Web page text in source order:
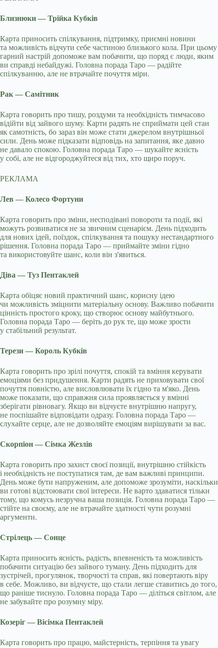
Близнюки — Трійка Кубків
Карта приносить спілкування, підтримку, приємні новини
та можливість відчути себе частиною близького кола. При цьому
гарний настрій допоможе вам побачити, що поряд є люди, яким
ви справді небайдужі. Головна порада Таро — радійте
спілкуванню, але не втрачайте почуття міри.
Рак — Самітник
Карта говорить про тишу, роздуми та необхідність тимчасово
відійти від зайвого шуму. Карти радять не сприймати цей стан
як самотність, бо зараз він може стати джерелом внутрішньої
сили. День може підказати відповідь на запитання, яке давно
не давало спокою. Головна порада Таро — шукайте ясність
у собі, але не відгороджуйтеся від тих, хто щиро поруч.
РЕКЛАМА
Лев — Колесо Фортуни
Карта говорить про зміни, несподівані повороти та події, які
можуть розвиватися не за звичним сценарієм. День підходить
для нових ідей, поїздок, спілкування та пошуку нестандартного
рішення. Головна порада Таро — приймайте зміни гідно
та використовуйте шанс, коли він з'явиться.
Діва — Туз Пентаклей
Карта обіцяє новий практичний шанс, корисну ідею
чи можливість зміцнити матеріальну основу. Важливо побачити
цінність простого кроку, що створює основу майбутнього.
Головна порада Таро — беріть до рук те, що може зрости
у стабільний результат.
Терези — Король Кубків
Карта говорить про зрілі почуття, спокій та вміння керувати
емоціями без придушення. Карти радять не приховувати свої
почуття повністю, але висловлювати їх гідно та м'яко. День
може показати, що справжня сила проявляється у вмінні
зберігати рівновагу. Якщо ви відчуєте внутрішню напругу,
не поспішайте відповідати одразу. Головна порада Таро —
слухайте серце, але не дозволяйте емоціям вирішувати за вас.
Скорпіон — Сімка Жезлів
Карта говорить про захист своєї позиції, внутрішню стійкість
і необхідність не поступатися там, де вам важливі принципи.
День може бути напруженим, але допоможе зрозуміти, наскільки
ви готові відстоювати свої інтереси. Не варто здаватися тільки
тому, що комусь незручна ваша позиція. Головна порада Таро —
стійте на своєму, але не втрачайте здатності чути розумні
аргументи.
Стрілець — Сонце
Карта приносить ясність, радість, впевненість та можливість
побачити ситуацію без зайвого туману. День підходить для
зустрічей, прогулянок, творчості та справ, які повертають віру
в себе. Можливо, ви відчуєте, що стали легше ставитись до того,
що раніше тиснуло. Головна порада Таро — діліться світлом, але
не забувайте про розумну міру.
Козеріг — Вісімка Пентаклей
Карта говорить про працю, майстерність, терпіння та увагу